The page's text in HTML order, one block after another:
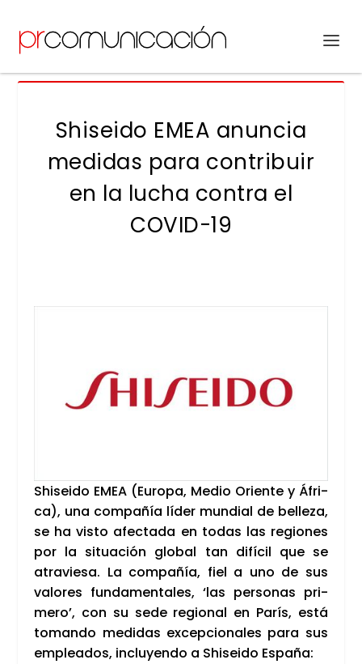
Shiseido EMEA anuncia
medidas para contribuir
en la lucha contra el
COVID-19
Shi­sei­do EMEA (Euro­pa, Medio Orien­te y Áfri­
ca), una com­pa­ñía líder mun­dial de belle­za,
se ha vis­to afec­ta­da en todas las regio­nes
por la situa­ción glo­bal tan difí­cil que se
atra­vie­sa. La com­pa­ñía, fiel a uno de sus
valo­res fun­da­men­ta­les, ‘las per­so­nas pri­
me­ro’, con su sede regio­nal en París, está
toman­do medi­das excep­cio­na­les para sus
emplea­dos, inclu­yen­do a Shi­sei­do Espa­ña: